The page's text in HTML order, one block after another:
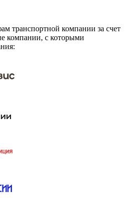
транспортной компании за счет
компании, с которыми